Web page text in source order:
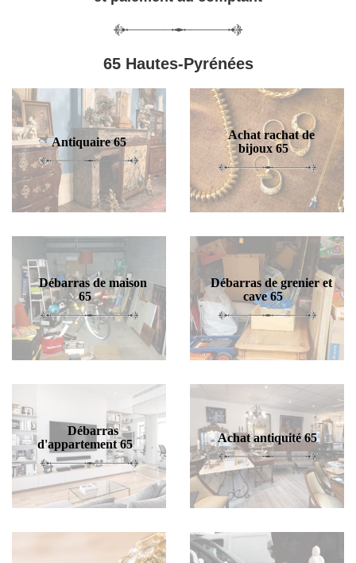
65 Hautes-Pyrénées
Antiquaire 65
Achat rachat de
bijoux 65
Débarras de maison
65
Débarras de grenier et
cave 65
Débarras
d'appartement 65
Achat antiquité 65